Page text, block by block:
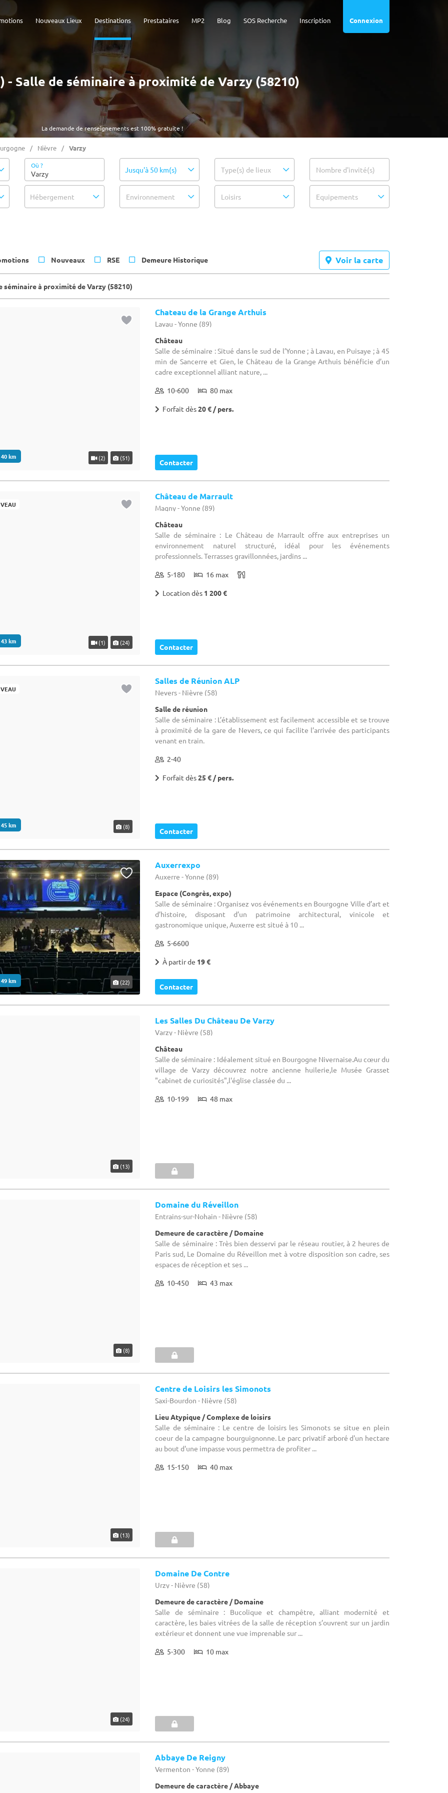
Connexion
Inscription
SOS Recherche
Blog
MP2
Prestataires
Destinations
Nouveaux Lieux
La demande de renseignements est 100% gratuite !
- Salle de séminaire à proximité de Varzy (58210)
Nièvre Varzy
Où ? Jusqu'à 50 km(s) Type(s) de lieux Nombre d'invité(s)
Hébergement Environnement Loisirs Equipements
Nouveaux RSE Demeure Historique Voir la carte
séminaire à proximité de Varzy (58210)
km (2) (51)
Chateau de la Grange Arthuis
Lavau - Yonne (89)
Château
Salle de séminaire : Situé dans le sud de l’Yonne ; à Lavau, en Puisaye ; à 45
min de Sancerre et Gien, le Château de la Grange Arthuis bénéficie d’un
cadre exceptionnel alliant nature, ...
10-600 80 max
Forfait dès20 € / pers.
Contacter
km (1) (24)
Château de Marrault
Magny - Yonne (89)
Château
Salle de séminaire : Le Château de Marrault offre aux entreprises un
environnement naturel structuré, idéal pour les événements
professionnels. Terrasses gravillonnées, jardins ...
5-180 16 max
Location dès 1 200 €
Contacter
km (8)
Salles de Réunion ALP
Nevers - Nièvre (58)
Salle de réunion
Salle de séminaire : L’établissement est facilement accessible et se trouve
à proximité de la gare de Nevers, ce qui facilite l’arrivée des participants
venant en train.
2-40
Forfait dès25 € / pers.
Contacter
km (22)
Auxerrexpo
Auxerre - Yonne (89)
Espace (Congrès, expo)
Salle de séminaire : Organisez vos événements en Bourgogne Ville d’art et
d’histoire, disposant d’un patrimoine architectural, vinicole et
gastronomique unique, Auxerre est situé à 10 ...
5-6600
À partir de 19 €
Contacter
(13)
Les Salles Du Château De Varzy
Varzy - Nièvre (58)
Château
Salle de séminaire : Idéalement situé en Bourgogne Nivernaise.Au cœur du
village de Varzy découvrez notre ancienne huilerie,le Musée Grasset
"cabinet de curiosités",l'église classée du ...
10-199 48 max
(8)
Domaine du Réveillon
Entrains-sur-Nohain - Nièvre (58)
Demeure de caractère / Domaine
Salle de séminaire : Très bien desservi par le réseau routier, à 2 heures de
Paris sud, Le Domaine du Réveillon met à votre disposition son cadre, ses
espaces de réception et ses ...
10-450 43 max
(13)
Centre de Loisirs les Simonots
Saxi-Bourdon - Nièvre (58)
Lieu Atypique / Complexe de loisirs
Salle de séminaire : Le centre de loisirs les Simonots se situe en plein
coeur de la campagne bourguignonne. Le parc privatif arboré d'un hectare
au bout d'une impasse vous permettra de profiter ...
15-150 40 max
(24)
Domaine De Contre
Urzy - Nièvre (58)
Demeure de caractère / Domaine
Salle de séminaire : Bucolique et champêtre, alliant modernité et
caractère, les baies vitrées de la salle de réception s’ouvrent sur un jardin
extérieur et donnent une vue imprenable sur ...
5-300 10 max
Abbaye De Reigny
Vermenton - Yonne (89)
Demeure de caractère / Abbaye